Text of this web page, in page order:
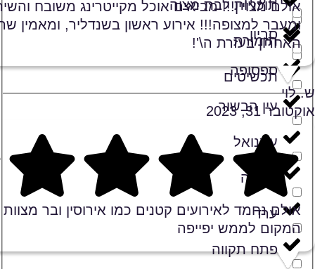
תוכניות לבת מצוה
תזמורת
תכשיטים
סביון
ספסופה
עין הבשור
עמנואל
עפולה
ערד
פתח תקווה
אולם מצויין!!! מביאים אוכל מקייטרינג משובח
ומעבר למצופה!!! אירוע ראשון בשנדליר, ומאמין
האחרון בעזרת ה\'!
ש. לוי
אוקטובר 31, 2023
Rating 5 out of 5
אולם נחמד לאירועים קטנים כמו אירוסין ובר
המקום לממש יפייפה